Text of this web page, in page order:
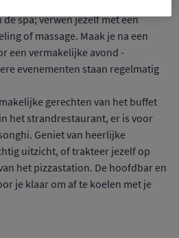
spa; verwen jezelf met een
of massage. Maak je na een
een vermakelijke avond -
evenementen staan regelmatig
gerechten van het buffet
het strandrestaurant, er is voor
Geniet van heerlijke
uitzicht, of trakteer jezelf op
het pizzastation. De hoofdbar en
je klaar om af te koelen met je